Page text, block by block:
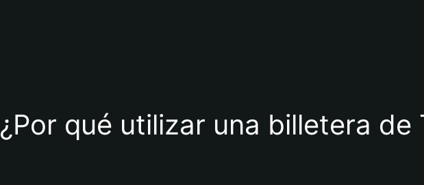
¿Por qué utilizar una billetera de